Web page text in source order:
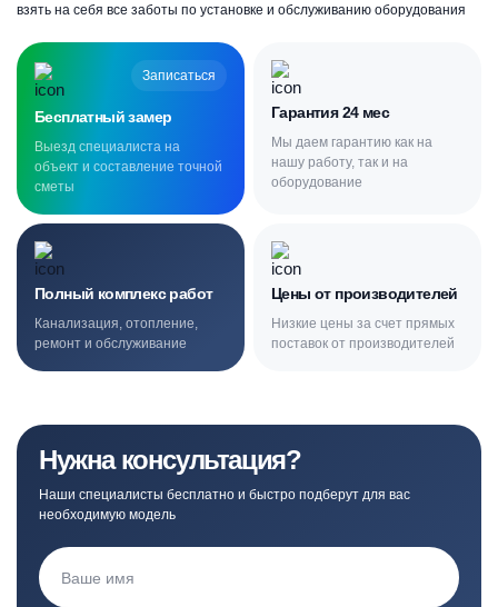
взять на себя все заботы по установке и обслуживанию оборудования
Записаться
Бесплатный замер
Выезд специалиста на
объект и составление точной
сметы
Гарантия 24 мес
Мы даем гарантию как на
нашу работу, так и на
оборудование
Полный комплекс работ
Канализация, отопление,
ремонт и обслуживание
Цены от производителей
Низкие цены за счет прямых
поставок от производителей
Нужна консультация?
Наши специалисты бесплатно и быстро подберут для вас
необходимую модель